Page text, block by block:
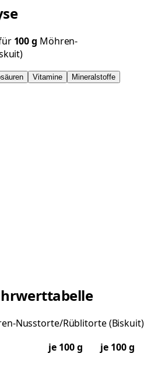
100g Möhren-
Vitamine Mineralstoffe
Nusstorte/Rüblitorte (Biskuit)
je 100g
je 100 g